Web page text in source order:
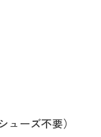
ーズ不要）